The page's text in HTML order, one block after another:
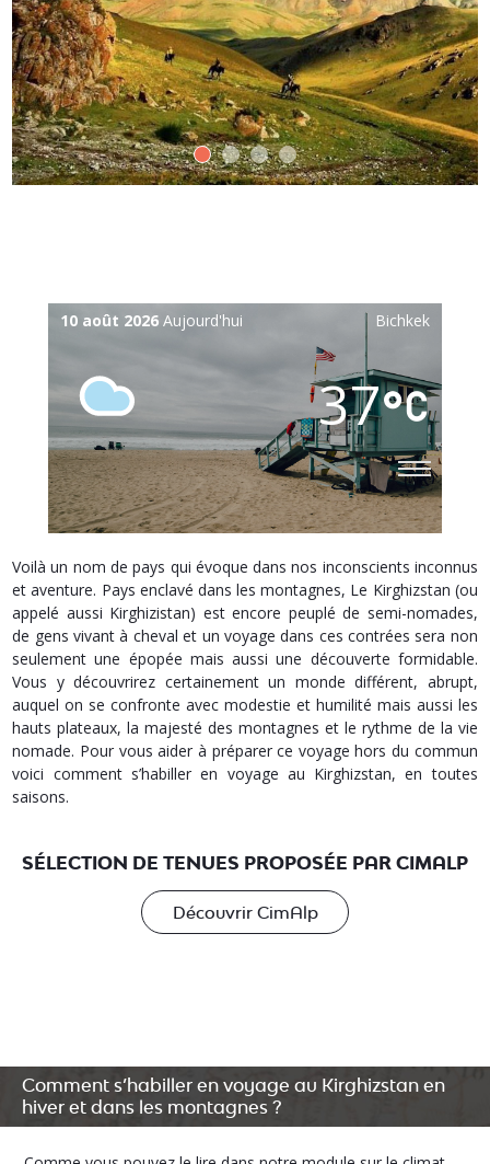
10 août 2026Aujourd'hui Bichkek
37
Voilà un nom de pays qui évoque dans nos inconscients inconnus
et aventure. Pays enclavé dans les montagnes, Le Kirghizstan (ou
appelé aussi Kirghizistan) est encore peuplé de semi-nomades,
de gens vivant à cheval et un voyage dans ces contrées sera non
seulement une épopée mais aussi une découverte formidable.
Vous y découvrirez certainement un monde différent, abrupt,
auquel on se confronte avec modestie et humilité mais aussi les
hauts plateaux, la majesté des montagnes et le rythme de la vie
nomade. Pour vous aider à préparer ce voyage hors du commun
voici comment s’habiller en voyage au Kirghizstan, en toutes
saisons.
SÉLECTION DE TENUES PROPOSÉE PAR CIMALP
Découvrir CimAlp
Comment s’habiller en voyage au Kirghizstan en
hiver et dans les montagnes ?